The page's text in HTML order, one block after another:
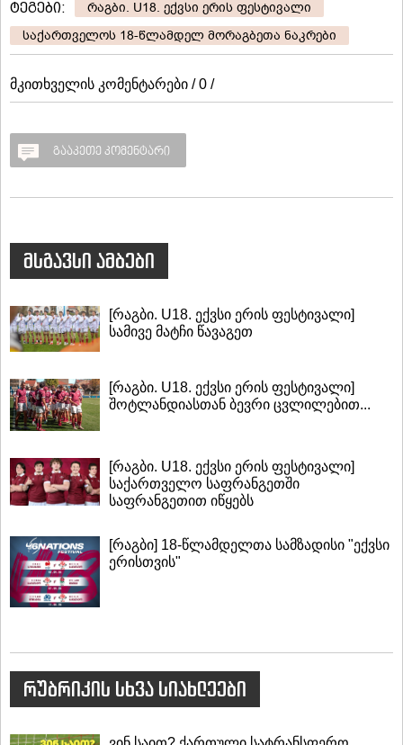
ტეგები:
რაგბი. U18. ექვსი ერის ფესტივალი
საქართველოს 18-წლამდელ მორაგბეთა ნაკრები
მკითხველის კომენტარები / 0 /
გააკეთე კომენტარი
მსგავსი ამბები
[რაგბი. U18. ექვსი ერის ფესტივალი]
სამივე მატჩი წავაგეთ
[რაგბი. U18. ექვსი ერის ფესტივალი]
შოტლანდიასთან ბევრი ცვლილებით...
[რაგბი. U18. ექვსი ერის ფესტივალი]
საქართველო საფრანგეთში
საფრანგეთით იწყებს
[რაგბი] 18-წლამდელთა სამზადისი "ექვსი
ერისთვის"
რუბრიკის სხვა სიახლეები